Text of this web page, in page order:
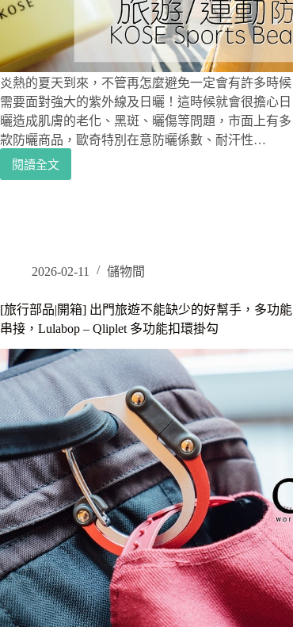
APP
搞
定，
SAMANTHA
智
慧
型
手
沖
咖
就
喝
到
世
界
級
咖
啡
炎熱的夏天到來，不管再怎麼避免一定會有許多時候
需要面對強大的紫外線及日曬！這時候就會很擔心日
曬造成肌膚的老化、黑斑、曬傷等問題，市面上有多
款防曬商品，歐奇特別在意防曬係數、耐汗性…
閱讀全文
夏
KOSE
beauty
極
度
零
感
防
曬
露，
本
國
內
最
高
等
級
的
SPF/PA，
戶
外
2026-02-11 儲物間
[旅行部品|開箱] 出門旅遊不能缺少的好幫手，多功能
串接，Lulabop – Qliplet 多功能扣環掛勾